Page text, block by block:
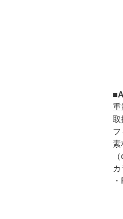
■
重
取
フ
素
カ